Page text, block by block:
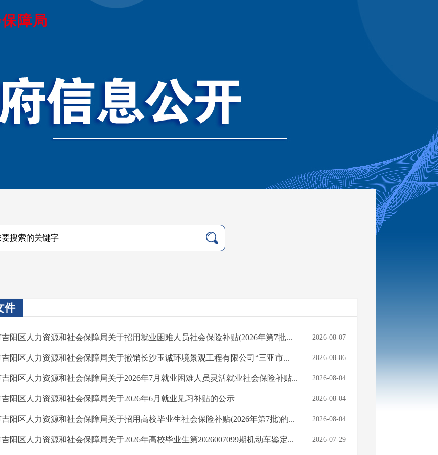
障局
件
吉阳区人力资源和社会保障局关于招用就业困难人员社会保险补贴(2026年第7批... 2026-08-07
吉阳区人力资源和社会保障局关于撤销长沙玉诚环境景观工程有限公司“三亚市... 2026-08-06
吉阳区人力资源和社会保障局关于2026年7月就业困难人员灵活就业社会保险补贴... 2026-08-04
吉阳区人力资源和社会保障局关于2026年6月就业见习补贴的公示 2026-08-04
吉阳区人力资源和社会保障局关于招用高校毕业生社会保险补贴(2026年第7批)的... 2026-08-04
吉阳区人力资源和社会保障局关于2026年高校毕业生第2026007099期机动车鉴定... 2026-07-29